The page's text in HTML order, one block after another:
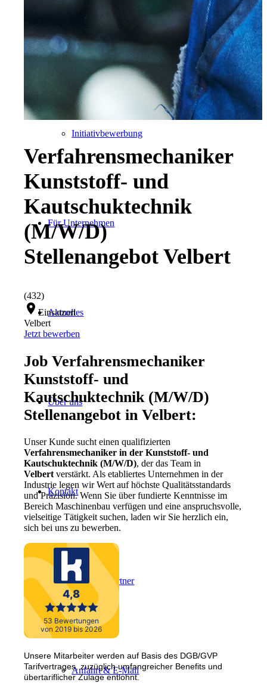
Ihre Vorteile
Initiativbewerbung
Für Unternehmen
Aktuelles
Über uns
Kontakt
Ansprechpartner
Anfahrt & E-Mail
Verfahrensmechaniker
Kunststoff- und
Kautschuktechnik
(M/W/D)
Stellenangebot Velbert
(432)
location_onEinsatzort
Velbert
Jetzt bewerben
Job Verfahrensmechaniker
Kunststoff- und
Kautschuktechnik (M/W/D)
Stellenangebot in Velbert:
Unser Kunde sucht einen qualifizierten
Verfahrensmechaniker in der Kunststoff- und
Kautschuktechnik (M/W/D), der das Team in
Velbertverstärkt. Als etabliertes Unternehmen in der
Industrie legen wir Wert auf höchste Qualitätsstandards
und Präzision. Wenn Sie über fundierte Kenntnisse im
Bereich Maschinenbau verfügen und eine anspruchsvolle,
vielseitige Tätigkeit suchen, laden wir Sie herzlich ein,
sich bei uns zu bewerben.
Unsere Mitarbeiter werden auf Basis des DGB/GVP
Tarifvertrages, zuzüglich umfangreicher Benefits und
übertariflicher Zulage entlohnt.